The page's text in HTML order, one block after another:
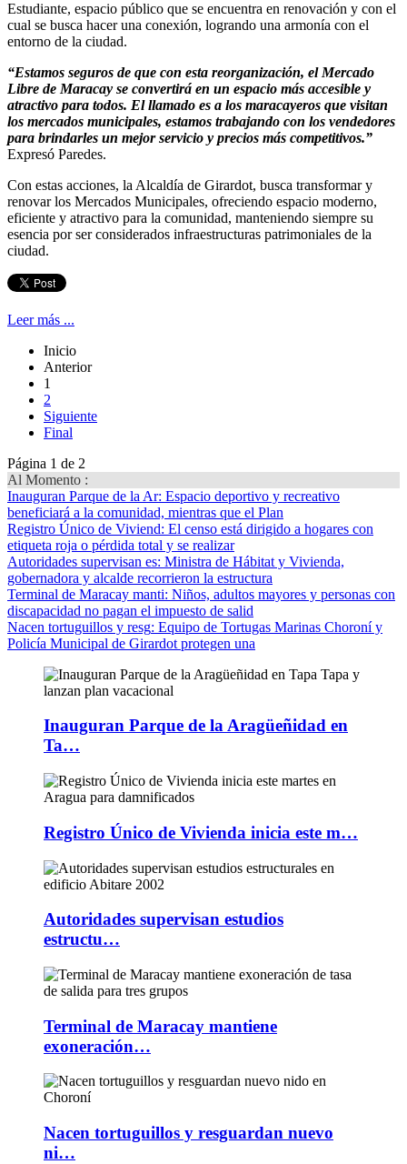
Estudiante, espacio público que se encuentra en renovación y con el
cual se busca hacer una conexión, logrando una armonía con el
entorno de la ciudad.
“Estamos seguros de que con esta reorganización, el Mercado
Libre de Maracay se convertirá en un espacio más accesible y
atractivo para todos. El llamado es a los maracayeros que visitan
los mercados municipales, estamos trabajando con los vendedores
para brindarles un mejor servicio y precios más competitivos.”
Expresó Paredes.
Con estas acciones, la Alcaldía de Girardot, busca transformar y
renovar los Mercados Municipales, ofreciendo espacio moderno,
eficiente y atractivo para la comunidad, manteniendo siempre su
esencia por ser considerados infraestructuras patrimoniales de la
ciudad.
Leer más ...
Inicio
Anterior
1
2
Siguiente
Final
Página 1 de 2
Al Momento :
Inauguran Parque de la Ar: Espacio deportivo y recreativo
beneficiará a la comunidad, mientras que el Plan
Registro Único de Viviend: El censo está dirigido a hogares con
etiqueta roja o pérdida total y se realizar
Autoridades supervisan es: Ministra de Hábitat y Vivienda,
gobernadora y alcalde recorrieron la estructura
Terminal de Maracay manti: Niños, adultos mayores y personas con
discapacidad no pagan el impuesto de salid
Nacen tortuguillos y resg: Equipo de Tortugas Marinas Choroní y
Policía Municipal de Girardot protegen una
Inauguran Parque de la Aragüeñidad en
Ta…
Registro Único de Vivienda inicia este m…
Autoridades supervisan estudios
estructu…
Terminal de Maracay mantiene
exoneración…
Nacen tortuguillos y resguardan nuevo
ni…